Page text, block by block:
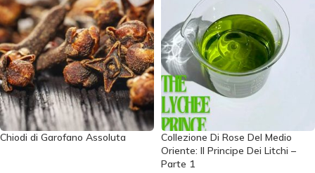
Chiodi di Garofano Assoluta
Collezione Di Rose Del Medio
Oriente: Il Principe Dei Litchi –
Parte 1